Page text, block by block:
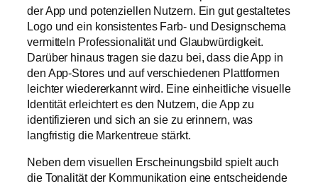
der App und potenziellen Nutzern. Ein gut gestaltetes
Logo und ein konsistentes Farb- und Designschema
vermitteln Professionalität und Glaubwürdigkeit.
Darüber hinaus tragen sie dazu bei, dass die App in
den App-Stores und auf verschiedenen Plattformen
leichter wiedererkannt wird. Eine einheitliche visuelle
Identität erleichtert es den Nutzern, die App zu
identifizieren und sich an sie zu erinnern, was
langfristig die Markentreue stärkt.
Neben dem visuellen Erscheinungsbild spielt auch
die Tonalität der Kommunikation eine entscheidende